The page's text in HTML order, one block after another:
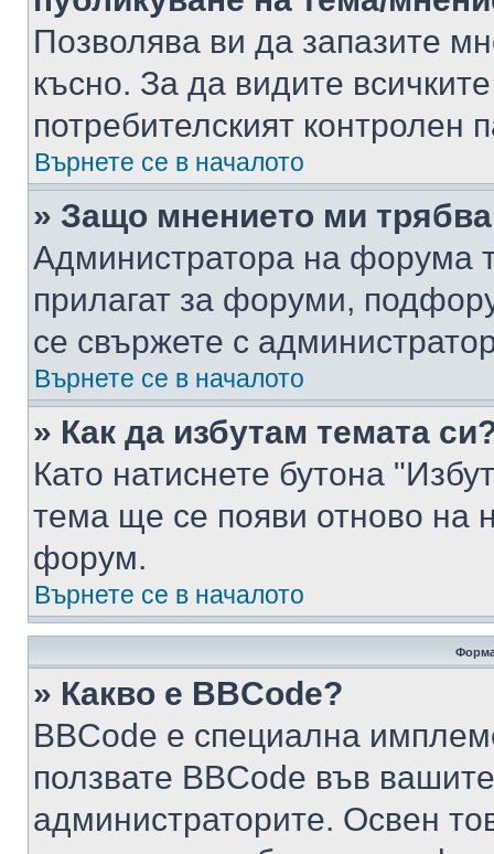
Позволява ви да запазите
късно. За да видите
потребителският контролен
Върнете се в началото
» Защо мнението ми
Администратора на форума
прилагат за форуми,
се свържете с
Върнете се в началото
» Как да избутам темата
Като натиснете бутона
тема ще се появи отново на
форум.
Върнете се в началото
» Какво е BBCode?
BBCode е специална
ползвате BBCode във
администраторите. Освен